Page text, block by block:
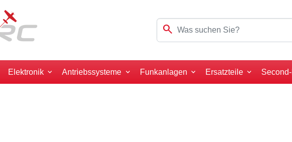
search
Elektronik Antriebssysteme Funkanlagen Ersatzteile